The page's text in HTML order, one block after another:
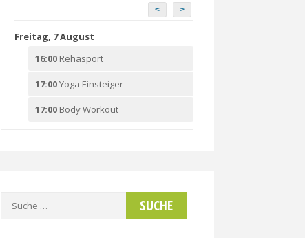
< >
Freitag, 7 August
16:00 Rehasport
17:00Yoga Einsteiger
17:00 Body Workout
Suche